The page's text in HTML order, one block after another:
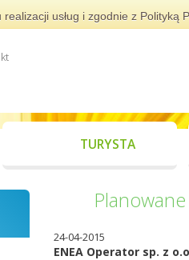
usług i zgodnie z
TURYSTA
24-04-2015
ENEA Operator sp. z